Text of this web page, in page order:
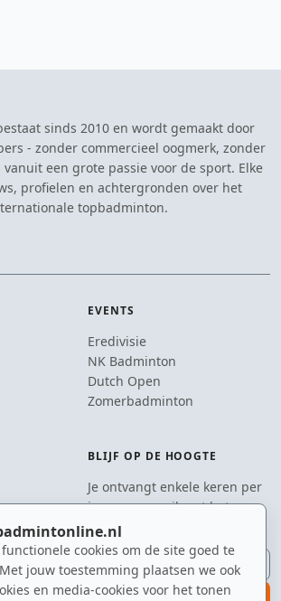
cookies om de site goed te
jouw toestemming plaatsen we ook
en media-cookies voor het tonen
sinds 2010 en wordt gemaakt door
- zonder commercieel oogmerk, zonder
vanuit een grote passie voor de sport. Elke
profielen en achtergronden over het
topbadminton.
EVENTS
Eredivisie
NK Badminton
Dutch Open
Zomerbadminton
BLIJF OP DE HOOGTE
Je ontvangt enkele keren per
jaar een e-mail met het
laatste badmintonnieuws.
E-mailadres
aanmelden